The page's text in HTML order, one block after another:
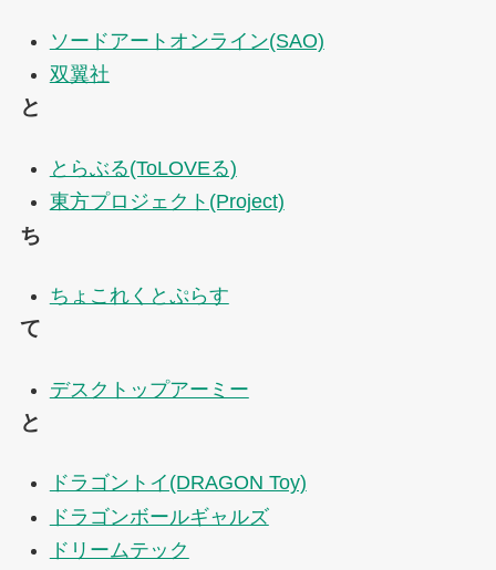
ソードアートオンライン(SAO)
双翼社
と
とらぶる(ToLOVEる)
東方プロジェクト(Project)
ち
ちょこれくとぷらす
て
デスクトップアーミー
と
ドラゴントイ(DRAGON Toy)
ドラゴンボールギャルズ
ドリームテック